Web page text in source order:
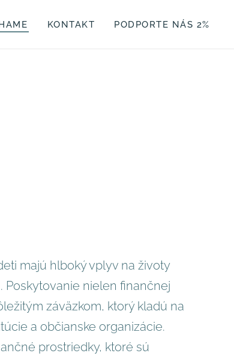
KONTAKT PODPORTE NÁS 2%
majú hlboký vplyv na životy
Poskytovanie nielen finančnej
záväzkom, ktorý kladú na
a občianske organizácie.
prostriedky, ktoré sú